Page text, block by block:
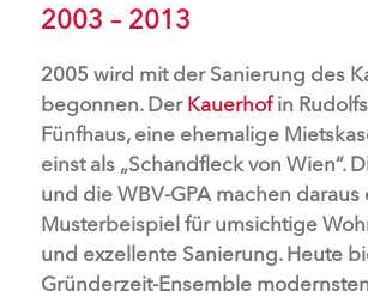
2003 – 2013
2005 wird mit der Sanierung des
begonnen. DerKauerhofin
Fünfhaus, eine ehemalige
einst als „Schandfleck von Wien“.
und die WBV-GPA machen daraus
Musterbeispiel für umsichtige
und exzellente Sanierung. Heute
Gründerzeit-Ensemble modernsten